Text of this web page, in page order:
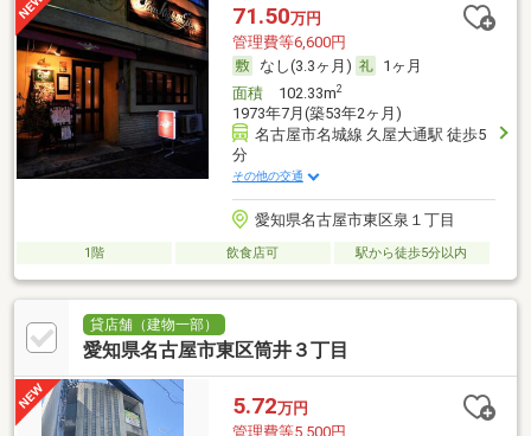
71.50万円
管理費等6,600円
なし(3.3ヶ月)
1ヶ月
面積102.33m2
1973年7月(築53年2ヶ月)
名古屋市名城線 久屋大通駅 徒歩5
分
その他の交通
愛知県名古屋市東区泉１丁目
1階 飲食店可 駅から徒歩5分以内
貸店舗（建物一部）
愛知県名古屋市東区筒井３丁目
5.72万円
管理費等5,500円